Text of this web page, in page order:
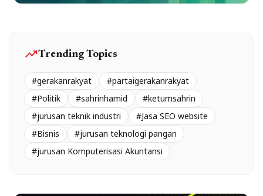
trending_upTrending Topics
#gerakanrakyat
#partaigerakanrakyat
#Politik
#sahrinhamid
#ketumsahrin
#jurusan teknik industri
#Jasa SEO website
#Bisnis
#jurusan teknologi pangan
#jurusan Komputerisasi Akuntansi